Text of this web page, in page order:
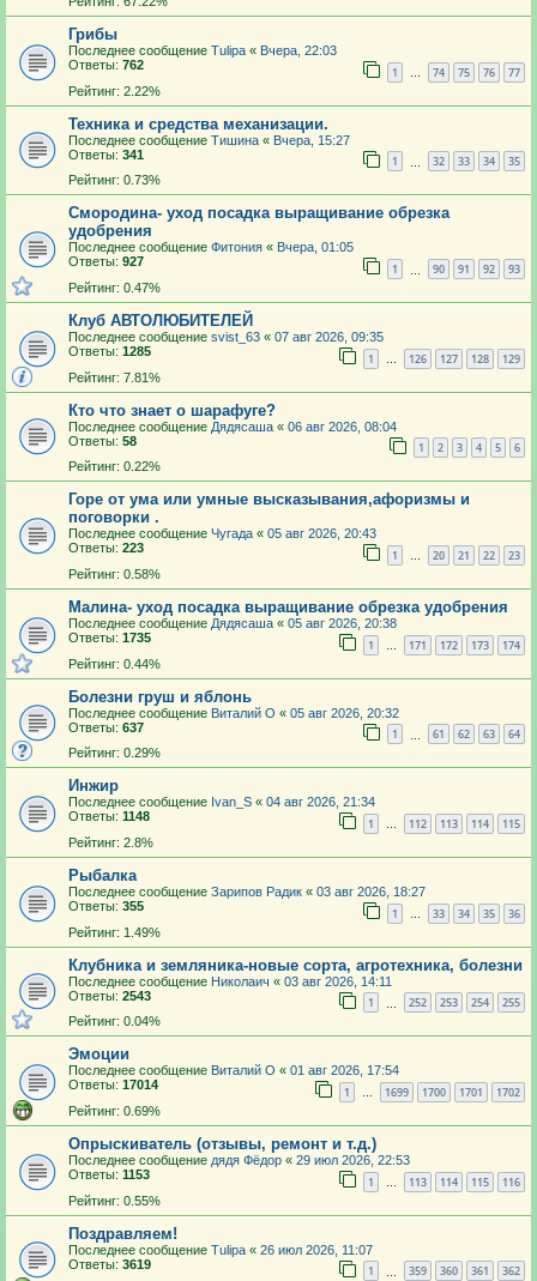
Грибы
Последнее сообщение Tulipa « Вчера, 22:03
Ответы: 762 1 … 74 75 76 77
Рейтинг: 2.22%
Техника и средства механизации.
Последнее сообщение Тишина « Вчера, 15:27
Ответы: 341 1 32 33 34 35
Рейтинг: 0.73%
Смородина- уход посадка выращивание обрезка
удобрения
Последнее сообщение Фитония « Вчера, 01:05
Ответы: 927 1 90 91 92 93
Рейтинг: 0.47%
Клуб АВТОЛЮБИТЕЛЕЙ
Последнее сообщение svist_63 « 07 авг 2026, 09:35
Ответы: 1285 1 … 126 127 128 129
Рейтинг: 7.81%
Кто что знает о шарафуге?
Последнее сообщение Дядясаша « 06 авг 2026, 08:04
Ответы: 58 1 2 3 4 5 6
Рейтинг: 0.22%
Горе от ума или умные высказывания,афоризмы и
поговорки .
Последнее сообщение Чугада « 05 авг 2026, 20:43
Ответы: 223 1 … 20 21 22 23
Рейтинг: 0.58%
Малина- уход посадка выращивание обрезка удобрения
Последнее сообщение Дядясаша « 05 авг 2026, 20:38
Ответы: 1735 1 … 171 172 173 174
Рейтинг: 0.44%
Болезни груш и яблонь
Последнее сообщение Виталий О « 05 авг 2026, 20:32
Ответы: 637 1 61 62 63 64
Рейтинг: 0.29%
Инжир
Последнее сообщение Ivan_S « 04 авг 2026, 21:34
Ответы: 1148 1 … 112 113 114 115
Рейтинг: 2.8%
Рыбалка
Последнее сообщение Зарипов Радик « 03 авг 2026, 18:27
Ответы: 355 1 … 33 34 35 36
Рейтинг: 1.49%
Клубника и земляника-новые сорта, агротехника, болезни
Последнее сообщение Николаич « 03 авг 2026, 14:11
Ответы: 2543 1 252 253 254 255
Рейтинг: 0.04%
Эмоции
Последнее сообщение Виталий О « 01 авг 2026, 17:54
Ответы: 17014 1 … 1699 1700 1701 1702
Рейтинг: 0.69%
Опрыскиватель (отзывы, ремонт и т.д.)
Последнее сообщение дядя Фёдор « 29 июл 2026, 22:53
Ответы: 1153 1 113 114 115 116
Рейтинг: 0.55%
Поздравляем!
Последнее сообщение Tulipa « 26 июл 2026, 11:07
Ответы: 3619 1 359 360 361 362